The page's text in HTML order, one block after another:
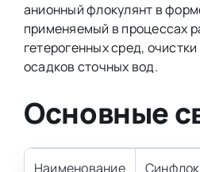
анионный флокулянт в
применяемый в процессах
гетерогенных сред,
осадков сточных вод.
Основные
Наименование Синфлок